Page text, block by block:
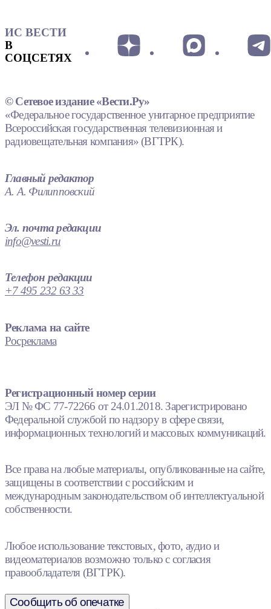
ИС ВЕСТИ
В
СОЦСЕТЯХ
© Сетевое издание «Вести.Ру»
«Федеральное государственное унитарное предприятие
Всероссийская государственная телевизионная и
радиовещательная компания» (ВГТРК).
Главный редактор
А. А. Филипповский
Эл. почта редакции
info@vesti.ru
Телефон редакции
+7 495 232 63 33
Реклама на сайте
Росреклама
Регистрационный номер серии
ЭЛ № ФС 77-72266 от 24.01.2018. Зарегистрировано
Федеральной службой по надзору в сфере связи,
информационных технологий и массовых коммуникаций.
Все права на любые материалы, опубликованные на сайте,
защищены в соответствии с российским и
международным законодательством об интеллектуальной
собственности.
Любое использование текстовых, фото, аудио и
видеоматериалов возможно только с согласия
правообладателя (ВГТРК).
Сообщить об опечатке